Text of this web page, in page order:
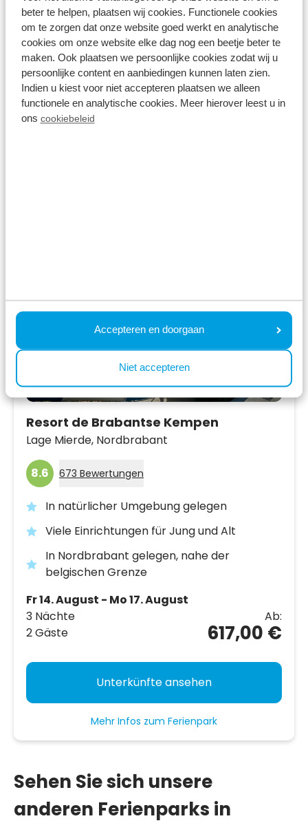
beter te helpen, plaatsen wij cookies. Functionele cookies
om te zorgen dat onze website goed werkt en analytische
cookies om onze website elke dag nog een beetje beter te
maken. Ook plaatsen we persoonlijke cookies zodat wij u
persoonlijke content en aanbiedingen kunnen laten zien.
Indien u kiest voor niet accepteren plaatsen we alleen
functionele en analytische cookies. Meer hierover leest u in
ons cookiebeleid
Accepteren en doorgaan
Niet accepteren
Ergebnisse (1 ferienpark)
Filter
Ansicht wechseln
Resort de Brabantse Kempen
Lage Mierde, Nordbrabant
8.6 673 Bewertungen
In natürlicher Umgebung gelegen
Viele Einrichtungen für Jung und Alt
In Nordbrabant gelegen, nahe der
belgischen Grenze
Fr 14. August - Mo 17. August
3 Nächte
2 Gäste
Ab:
617,00 €
Unterkünfte ansehen
Mehr Infos zum Ferienpark
Sehen Sie sich unsere
anderen Ferienparks in